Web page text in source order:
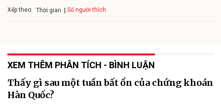
Xếp theo: Thời gian Số người thích
XEM THÊM PHÂN TÍCH - BÌNH LUẬN
Thấy gì sau một tuần bất ổn của chứng khoán
Hàn Quốc?